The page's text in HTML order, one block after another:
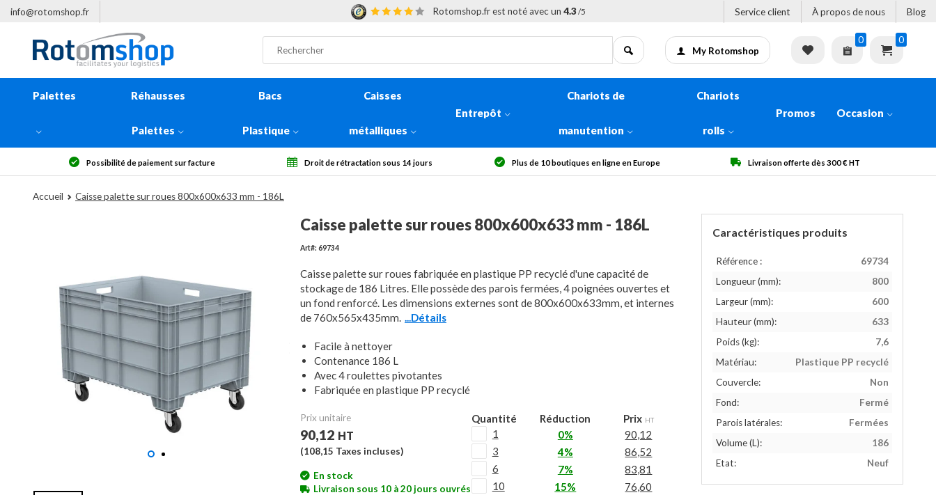
info@rotomshop.fr Rotomshop.fr est noté avec un 4.3 /5 Service client À propos de nous Blog
My Rotomshop
0 0
Palettes Réhausses
Palettes
Bacs
Plastique
Caisses
métalliques
Entrepôt
Chariots de
manutention
Chariots
rolls
Promos Occasion
Droit de rétractation sous 14 jours Plus de 10 boutiques en ligne en Europe Livraison offerte dès 300 € HT Qualité garantie
Accueil Caisse palette sur roues 800x600x633 mm - 186L
Caisse palette sur roues 800x600x633 mm - 186L
Art#: 69734
Caisse palette sur roues fabriquée en plastique PP recyclé d'une capacité de
stockage de 186 Litres. Elle possède des parois fermées, 4 poignées ouvertes et
un fond renforcé. Les dimensions externes sont de 800x600x633mm, et internes
de 760x565x435mm. ...Détails
Facile à nettoyer
Contenance 186 L
Avec 4 roulettes pivotantes
Fabriquée en plastique PP recyclé
Prix unitaire
90,12 HT
(108,15 Taxes incluses)
En stock
Livraison sous 10 à 20 jours ouvrés
Quantité Réduction Prix HT
1 0%
90,12
3
4%
86,52
6
7%
83,81
10
15%
76,60
Caractéristiques produits
Référence :
69734
Longueur (mm):
800
Largeur (mm):
600
Hauteur (mm):
633
Poids (kg):
7,6
Matériau:
Plastique PP recyclé
Couvercle:
Non
Fond:
Fermé
Parois latérales:
Fermées
Volume (L):
186
Etat:
Neuf